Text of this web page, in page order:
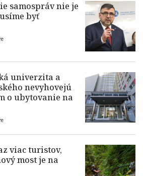
samospráv nie je
byť
univerzita a
nevyhovejú
o ubytovanie na
viac turistov,
most je na